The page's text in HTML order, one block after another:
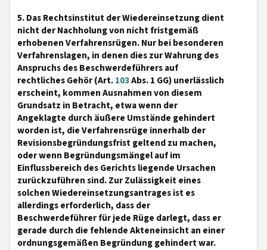
5. Das Rechtsinstitut der Wiedereinsetzung dient
nicht der Nachholung von nicht fristgemäß
erhobenen Verfahrensrügen. Nur bei besonderen
Verfahrenslagen, in denen dies zur Wahrung des
Anspruchs des Beschwerdeführers auf
rechtliches Gehör (Art.103Abs. 1 GG) unerlässlich
erscheint, kommen Ausnahmen von diesem
Grundsatz in Betracht, etwa wenn der
Angeklagte durch äußere Umstände gehindert
worden ist, die Verfahrensrüge innerhalb der
Revisionsbegründungsfrist geltend zu machen,
oder wenn Begründungsmängel auf im
Einflussbereich des Gerichts liegende Ursachen
zurückzuführen sind. Zur Zulässigkeit eines
solchen Wiedereinsetzungsantrages ist es
allerdings erforderlich, dass der
Beschwerdeführer für jede Rüge darlegt, dass er
gerade durch die fehlende Akteneinsicht an einer
ordnungsgemäßen Begründung gehindert war.